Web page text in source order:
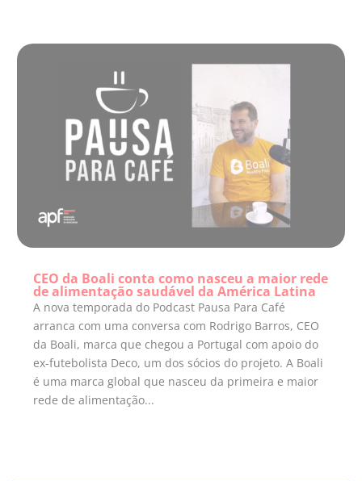
CEO da Boali conta como nasceu a maior rede
de alimentação saudável da América Latina
A nova temporada do Podcast Pausa Para Café
arranca com uma conversa com Rodrigo Barros, CEO
da Boali, marca que chegou a Portugal com apoio do
ex-futebolista Deco, um dos sócios do projeto. A Boali
é uma marca global que nasceu da primeira e maior
rede de alimentação...